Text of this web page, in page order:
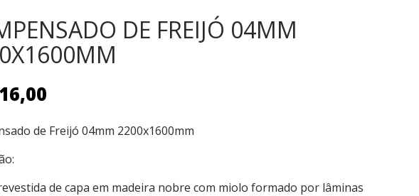
DE FREIJÓ 04MM
de Freijó 04mm 2200x1600mm
de capa em madeira nobre com miolo formado por lâminas